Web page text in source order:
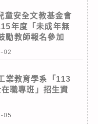
童安全文教基金會
年度「未成年無
勵教師報名參加
02
業教育學系「113
職專班」招生資
05